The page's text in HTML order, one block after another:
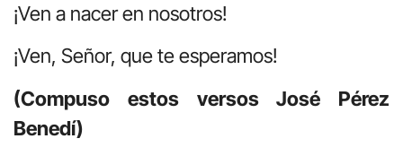
¡Ven a nacer en nosotros!
¡Ven, Señor, que te esperamos!
(Compuso estos versos José Pérez
Benedí)